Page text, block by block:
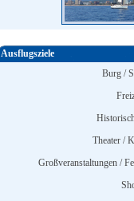
Ausflugsziele
Burg /
Theater /
Großveranstaltungen /